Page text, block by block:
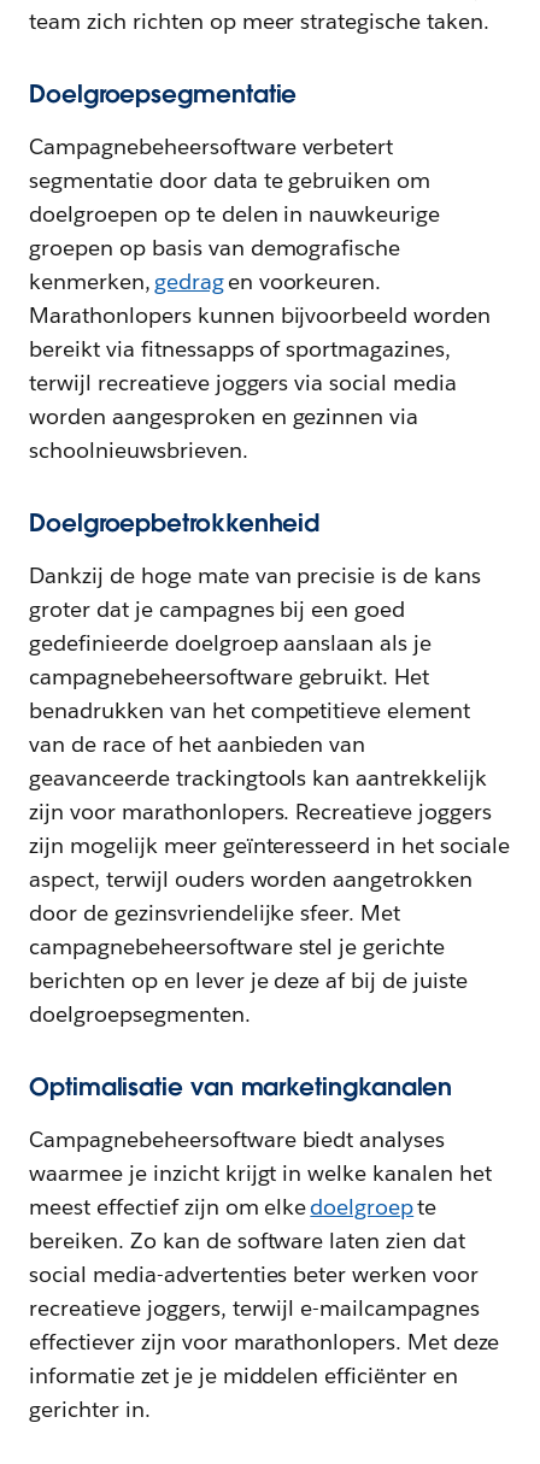
team zich richten op meer strategische taken.
Doelgroepsegmentatie
Campagnebeheersoftware verbetert
segmentatie door data te gebruiken om
doelgroepen op te delen in nauwkeurige
groepen op basis van demografische
kenmerken, gedragen voorkeuren.
Marathonlopers kunnen bijvoorbeeld worden
bereikt via fitnessapps of sportmagazines,
terwijl recreatieve joggers via social media
worden aangesproken en gezinnen via
schoolnieuwsbrieven.
Doelgroepbetrokkenheid
Dankzij de hoge mate van precisie is de kans
groter dat je campagnes bij een goed
gedefinieerde doelgroep aanslaan als je
campagnebeheersoftware gebruikt. Het
benadrukken van het competitieve element
van de race of het aanbieden van
geavanceerde trackingtools kan aantrekkelijk
zijn voor marathonlopers. Recreatieve joggers
zijn mogelijk meer geïnteresseerd in het sociale
aspect, terwijl ouders worden aangetrokken
door de gezinsvriendelijke sfeer. Met
campagnebeheersoftware stel je gerichte
berichten op en lever je deze af bij de juiste
doelgroepsegmenten.
Optimalisatie van marketingkanalen
Campagnebeheersoftware biedt analyses
waarmee je inzicht krijgt in welke kanalen het
meest effectief zijn om elkedoelgroepte
bereiken. Zo kan de software laten zien dat
social media-advertenties beter werken voor
recreatieve joggers, terwijl e-mailcampagnes
effectiever zijn voor marathonlopers. Met deze
informatie zet je je middelen efficiënter en
gerichter in.